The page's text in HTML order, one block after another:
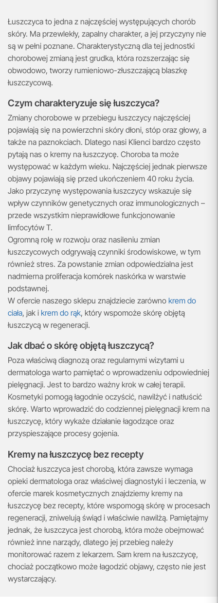
Łuszczyca to jedna z najczęściej występujących chorób
skóry. Ma przewlekły, zapalny charakter, a jej przyczyny nie
są w pełni poznane. Charakterystyczną dla tej jednostki
chorobowej zmianą jest grudka, która rozszerzając się
obwodowo, tworzy rumieniowo-złuszczającą blaszkę
łuszczycową.
Czym charakteryzuje się łuszczyca?
Zmiany chorobowe w przebiegu łuszczycy najczęściej
pojawiają się na powierzchni skóry dłoni, stóp oraz głowy, a
także na paznokciach. Dlatego nasi Klienci bardzo często
pytają nas o kremy na łuszczycę. Choroba ta może
występować w każdym wieku. Najczęściej jednak pierwsze
objawy pojawiają się przed ukończeniem 40 roku życia.
Jako przyczynę występowania łuszczycy wskazuje się
wpływ czynników genetycznych oraz immunologicznych –
przede wszystkim nieprawidłowe funkcjonowanie
limfocytów T.
Ogromną rolę w rozwoju oraz nasileniu zmian
łuszczycowych odgrywają czynniki środowiskowe, w tym
również stres. Za powstanie zmian odpowiedzialna jest
nadmierna proliferacja komórek naskórka w warstwie
podstawnej.
W ofercie naszego sklepu znajdziecie zarówno krem do
ciała, jak i krem do rąk, który wspomoże skórę objętą
łuszczycą w regeneracji.
Jak dbać o skórę objętą łuszczycą?
Poza właściwą diagnozą oraz regularnymi wizytami u
dermatologa warto pamiętać o wprowadzeniu odpowiedniej
pielęgnacji. Jest to bardzo ważny krok w całej terapii.
Kosmetyki pomogą łagodnie oczyścić, nawilżyć i natłuścić
skórę. Warto wprowadzić do codziennej pielęgnacji krem na
łuszczycę, który wykaże działanie łagodzące oraz
przyspieszające procesy gojenia.
Kremy na łuszczycę bez recepty
Chociaż łuszczyca jest chorobą, która zawsze wymaga
opieki dermatologa oraz właściwej diagnostyki i leczenia, w
ofercie marek kosmetycznych znajdziemy kremy na
łuszczycę bez recepty, które wspomogą skórę w procesach
regeneracji, zniwelują świąd i właściwie nawilżą. Pamiętajmy
jednak, że łuszczyca jest chorobą, która może obejmować
również inne narządy, dlatego jej przebieg należy
monitorować razem z lekarzem. Sam krem na łuszczycę,
chociaż początkowo może łagodzić objawy, często nie jest
wystarczający.